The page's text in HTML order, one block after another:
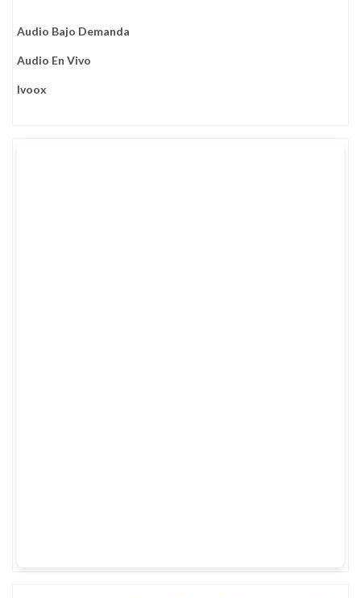
Audio Bajo Demanda
Audio En Vivo
Ivoox